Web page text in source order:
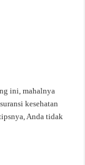
ini, mahalnya
kesehatan
Anda tidak